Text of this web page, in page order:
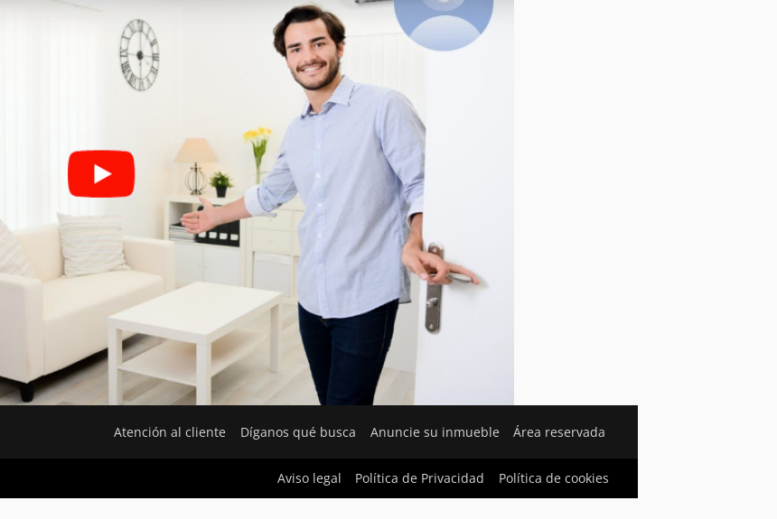
Atención al cliente Díganos qué busca Anuncie su inmueble Área reservada
Aviso legal Política de Privacidad Política de cookies